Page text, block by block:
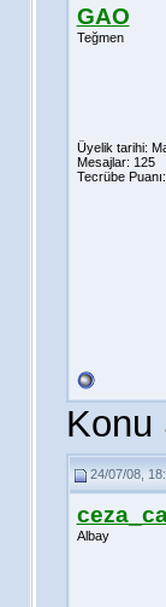
GAO
Teğmen
Üyelik tarihi:
Mesajlar: 125
Tecrübe Puanı:
Konu
24/07/08,
Albay